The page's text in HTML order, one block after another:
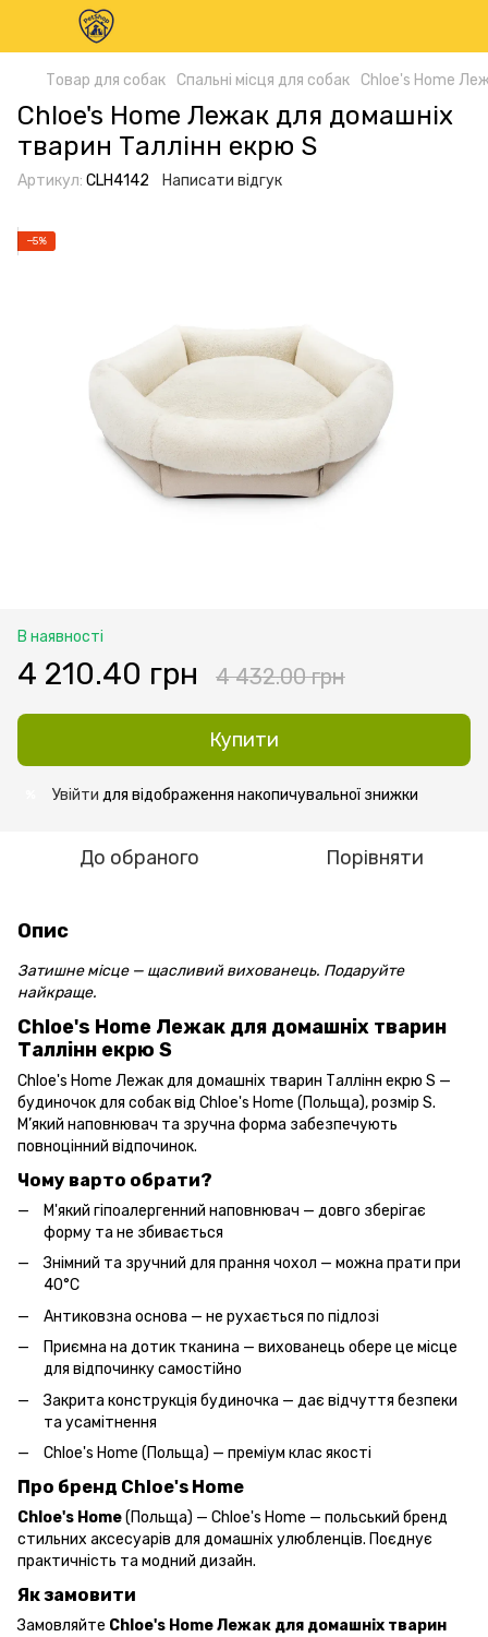
Товар для собак Спальні місця для собак Chloe's Home
Chloe's Home Лежак для домашніх
тварин Таллінн екрю S
Артикул: CLH4142 Написати відгук
−5%
В наявності
4 210.40 грн 4 432.00 грн
Купити
Увійти для відображення накопичувальної знижки
До обраного Порівняти
Опис
Затишне місце — щасливий вихованець. Подаруйте
найкраще.
Chloe's Home Лежак для домашніх тварин
Таллінн екрю S
Chloe's Home Лежак для домашніх тварин Таллінн екрю S —
будиночок для собак від Chloe's Home (Польща), розмір S.
М’який наповнювач та зручна форма забезпечують
повноцінний відпочинок.
Чому варто обрати?
М'який гіпоалергенний наповнювач — довго зберігає
форму та не збивається
Знімний та зручний для прання чохол — можна прати при
40°C
Антиковзна основа — не рухається по підлозі
Приємна на дотик тканина — вихованець обере це місце
для відпочинку самостійно
Закрита конструкція будиночка — дає відчуття безпеки
та усамітнення
Chloe's Home (Польща) — преміум клас якості
Про бренд Chloe's Home
Chloe's Home(Польща) — Chloe's Home — польський бренд
стильних аксесуарів для домашніх улюбленців. Поєднує
практичність та модний дизайн.
Як замовити
Замовляйте Chloe's Home Лежак для домашніх тварин